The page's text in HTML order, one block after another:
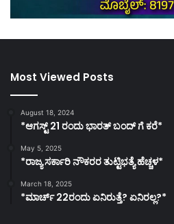
Most Viewed Posts
August 18, 2024
*ಆಗಸ್ಟ್ 21 ರಂದು ಭಾರತ್‌ ಬಂದ್‌ ಗೆ ಕರೆ*
May 5, 2025
*ರಾಜ್ಯ ಸರ್ಕಾರಿ ನೌಕರರ ತುಟ್ಟಿಭತ್ಯೆ ಹೆಚ್ಚಳ*
March 18, 2025
*ಮಾರ್ಚ್ 22ರಂದು ಏನಿರುತ್ತೆ? ಏನಿರಲ್ಲ?*